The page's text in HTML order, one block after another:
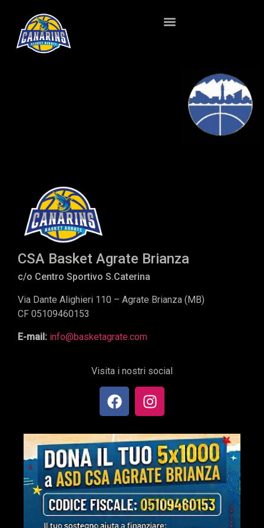
CSA Basket Agrate Brianza
c/o Centro Sportivo S.Caterina
Via Dante Alighieri 110 – Agrate Brianza (MB)
CF 05109460153
E-mail: info@basketagrate.com
Visita i nostri social